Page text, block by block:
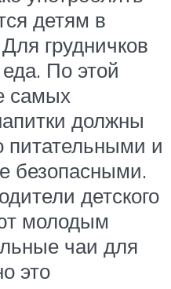
детям в
грудничков
По этой
самых
должны
питательными и
безопасными.
детского
молодым
чаи для
это